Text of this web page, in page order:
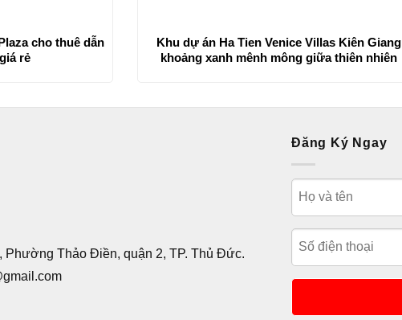
cho thuê dẫn
rẻ
Khu dự án Ha Tien Venice Villas Kiên Giang
khoảng xanh mênh mông giữa thiên nhiên
Phường Thảo Điền, quận 2, TP. Thủ Đức.
Đăng Ký Ngay